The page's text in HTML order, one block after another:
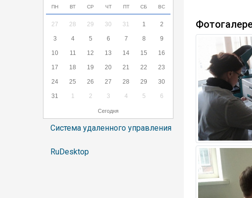
ПН ВТ СР ЧТ ПТ СБ ВС
27 28 29 30 31 1 2
3 4 5 6 7 8 9
10 11 12 13 14 15 16
17 18 19 20 21 22 23
24 25 26 27 28 29 30
31 1 2 3 4 5 6
Сегодня
Система удаленного управления
RuDesktop